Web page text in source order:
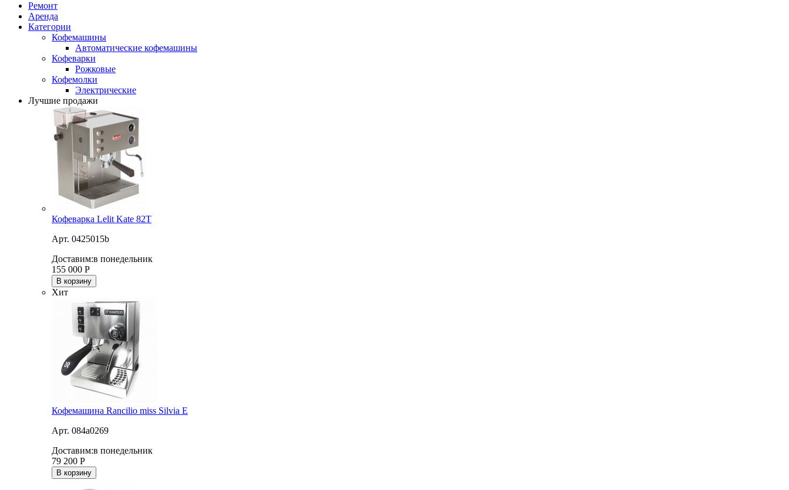
Ремонт
Аренда
Категории
Кофемашины
Автоматические кофемашины
Кофеварки
Рожковые
Кофемолки
Электрические
Лучшие продажи
Кофеварка Lelit Kate 82T
Арт. 0425015b
Доставим:в понедельник
155 000 Р
В корзину
Хит
Кофемашина Rancilio miss Silvia E
Арт. 084a0269
Доставим:в понедельник
79 200 Р
В корзину